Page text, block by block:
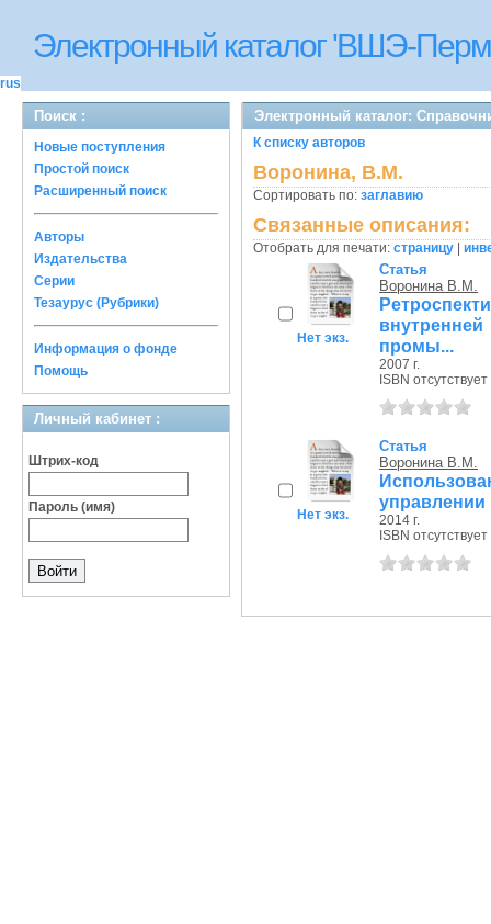
Электронный каталог 'ВШЭ-
rus
Поиск :
Новые поступления
Простой поиск
Расширенный поиск
Авторы
Издательства
Серии
Тезаурус (Рубрики)
Информация о фонде
Помощь
Личный кабинет :
Штрих-код
Пароль (имя)
Электронный каталог:
К списку авторов
Воронина, В.М.
Сортировать по: заглавию
Связанные описания:
Отобрать для печати: страницу
Нет экз.
Статья
Воронина В.М.
промы...
2007 г.
ISBN отсутствует
Нет экз.
Статья
Воронина В.М.
2014 г.
ISBN отсутствует